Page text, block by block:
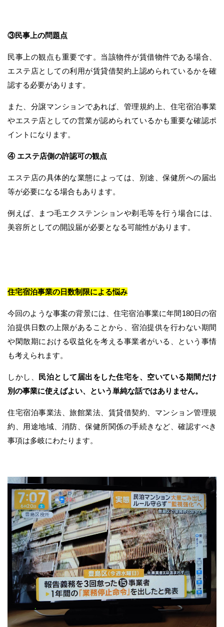
③民事上の問題点
民事上の観点も重要です。当該物件が賃借物件である場合、
エステ店としての利用が賃貸借契約上認められているかを確
認する必要があります。
また、分譲マンションであれば、管理規約上、住宅宿泊事業
やエステ店としての営業が認められているかも重要な確認ポ
イントになります。
④ エステ店側の許認可の観点
エステ店の具体的な業態によっては、別途、保健所への届出
等が必要になる場合もあります。
例えば、まつ毛エクステンションや剃毛等を行う場合には、
美容所としての開設届が必要となる可能性があります。
住宅宿泊事業の日数制限による悩み
今回のような事案の背景には、住宅宿泊事業に年間180日の宿
泊提供日数の上限があることから、宿泊提供を行わない期間
や閑散期における収益化を考える事業者がいる、という事情
も考えられます。
しかし、
民泊として届出をした住宅を、空いている期間だけ
別の事業に使えばよい、という単純な話ではありません。
住宅宿泊事業法、旅館業法、賃貸借契約、マンション管理規
約、用途地域、消防、保健所関係の手続きなど、確認すべき
事項は多岐にわたります。